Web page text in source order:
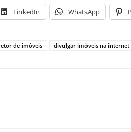
LinkedIn WhatsApp
de imóveis divulgar imóveis na internet